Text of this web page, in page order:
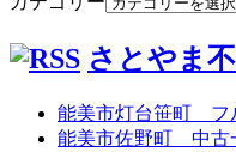
さとやま
能美市灯台笹町 フ
能美市佐野町 中古